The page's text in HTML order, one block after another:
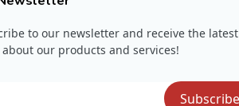
to our newsletter and receive the latest
about our products and services!